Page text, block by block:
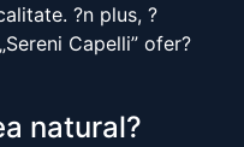
?n plus, ?
Capelli” ofer?
natural?